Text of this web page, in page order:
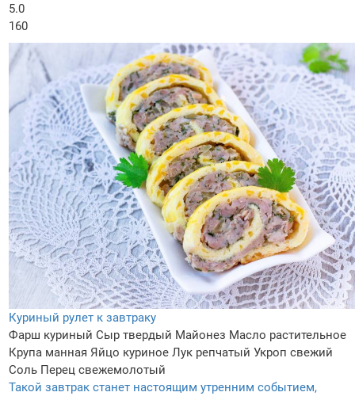
5.0
160
Куриный рулет к завтраку
Фарш куриный Сыр твердый Майонез Масло растительное
Крупа манная Яйцо куриное Лук репчатый Укроп свежий
Соль Перец свежемолотый
Такой завтрак станет настоящим утренним событием,